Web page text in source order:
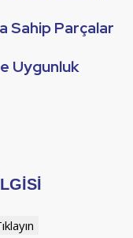
Sahip Parçalar
Uygunluk